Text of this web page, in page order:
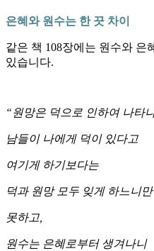
은혜와 원수는 한 끗 차이
같은 책 108장에는 원수와 은
있습니다.
“원망은 덕으로 인하여 나타
남들이 나에게 덕이 있다고
여기게 하기보다는
덕과 원망 모두 잊게 하느니만
못하고,
원수는 은혜로부터 생겨나니